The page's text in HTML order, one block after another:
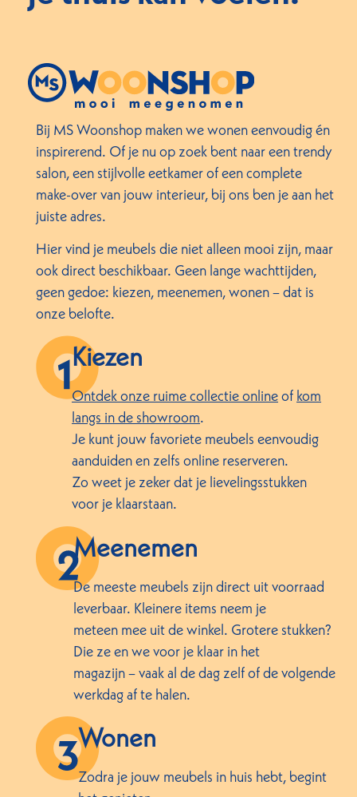
Bij MS Woonshop maken we wonen eenvoudig én
inspirerend. Of je nu op zoek bent naar een trendy
salon, een stijlvolle eetkamer of een complete
make-over van jouw interieur, bij ons ben je aan het
juiste adres.
Hier vind je meubels die niet alleen mooi zijn, maar
ook direct beschikbaar. Geen lange wachttijden,
geen gedoe: kiezen, meenemen, wonen – dat is
onze belofte.
Kiezen
Ontdek onze ruime collectie onlineof kom
langs in de showroom.
Je kunt jouw favoriete meubels eenvoudig
aanduiden en zelfs online reserveren.
Zo weet je zeker dat je lievelingsstukken
voor je klaarstaan.
Meenemen
De meeste meubels zijn direct uit voorraad
leverbaar. Kleinere items neem je
meteen mee uit de winkel. Grotere stukken?
Die ze en we voor je klaar in het
magazijn – vaak al de dag zelf of de volgende
werkdag af te halen.
Wonen
Zodra je jouw meubels in huis hebt, begint